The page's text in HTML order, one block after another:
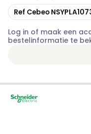
Kopiëren
Ref Cebeo
Log in of maak een
bestelinformatie te